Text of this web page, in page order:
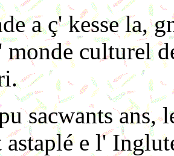
a ç' kesse la,
monde culturel
sacwants ans,
astaplé e l'